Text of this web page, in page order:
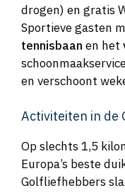
drogen) en gratis
Sportieve gasten
tennisbaan en het
en verschoont
Activiteiten in de
Op slechts 1,5
Europa’s beste
Golfliefhebbers